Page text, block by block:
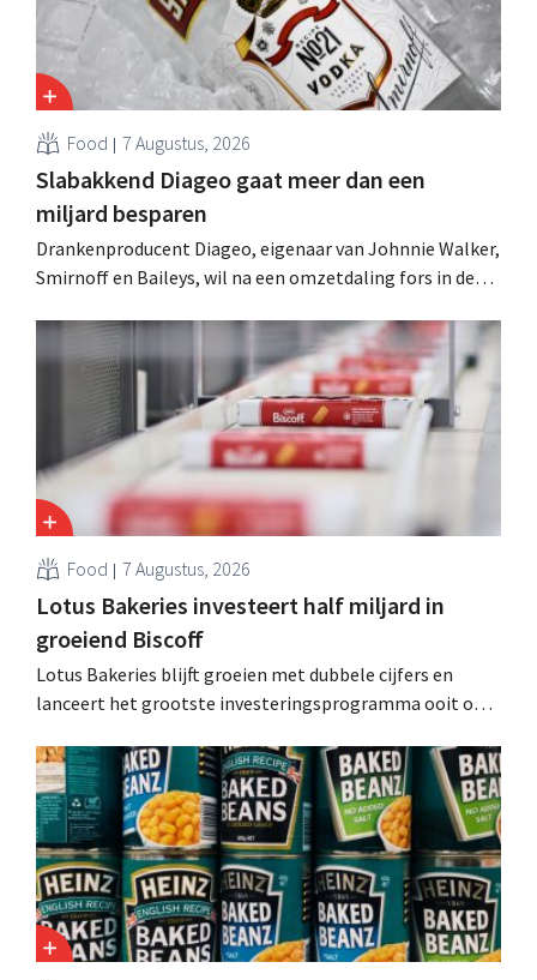
Food 7 Augustus, 2026
Slabakkend Diageo gaat meer dan een
miljard besparen
Drankenproducent Diageo, eigenaar van Johnnie Walker,
Smirnoff en Baileys, wil na een omzetdaling fors in de
andere Guiness en voorgemixte cocktails.
Food 7 Augustus, 2026
Lotus Bakeries investeert half miljard in
groeiend Biscoff
Lotus Bakeries blijft groeien met dubbele cijfers en
lanceert het grootste investeringsprogramma ooit om
moeten dit momentum grijpen”.